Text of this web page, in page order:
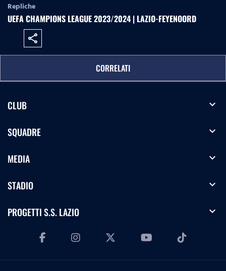
Repliche
UEFA CHAMPIONS LEAGUE 2023/2024 | LAZIO-FEYENOORD
share
CORRELATI
CLUB expand_more
SQUADRE expand_more
MEDIA expand_more
STADIO expand_more
PROGETTI S.S. LAZIO expand_more